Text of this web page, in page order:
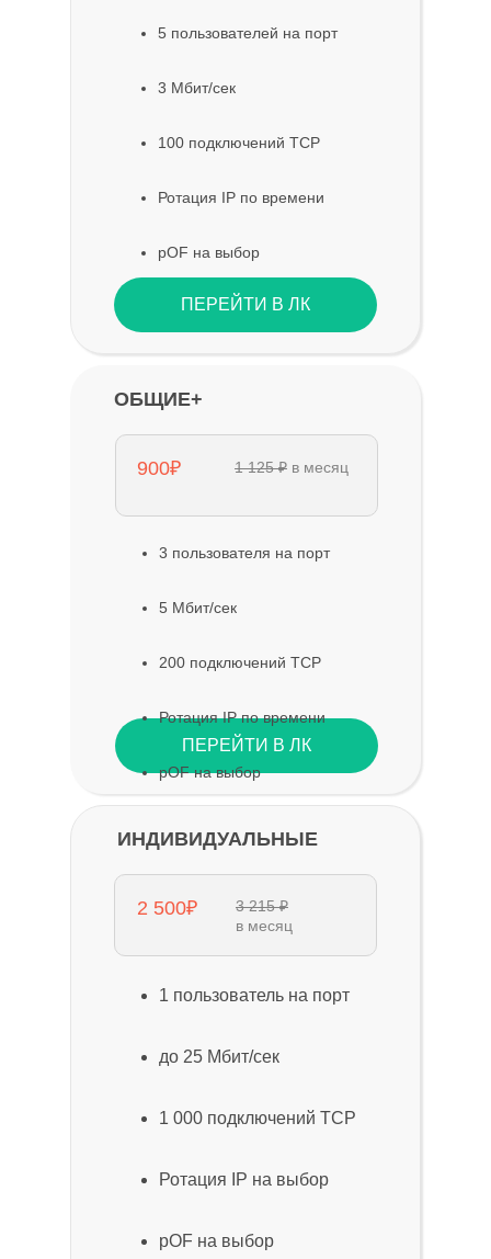
ИНДИВИДУАЛЬНЫЕ
ОБЩИЕ+
5 пользователей на порт
3 Мбит/сек
100 подключений TCP
Ротация IP по времени
pOF на выбор
ПЕРЕЙТИ В ЛК
ПЕРЕЙТИ В ЛК
3 пользователя на порт
5 Мбит/сек
200 подключений TCP
Ротация IP по времени
pOF на выбор
1 пользователь на порт
до 25 Мбит/сек
1 000 подключений TCP
Ротация IP на выбор
pOF на выбор
900₽
2 500₽
1 125 ₽ в месяц
3 215 ₽
в месяц